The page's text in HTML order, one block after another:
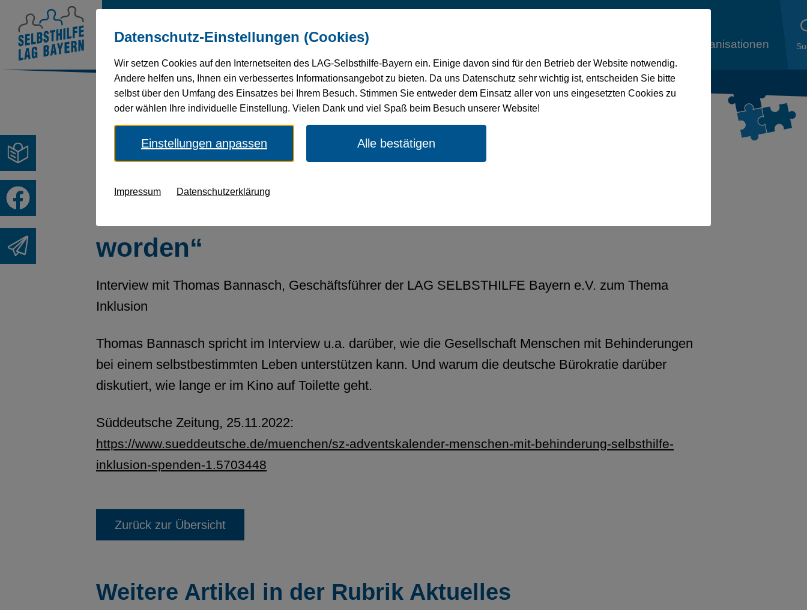
Datenschutz-Einstellungen (Cookies)
Wir setzen Cookies auf den Internetseiten des LAG-Selbsthilfe-Bayern ein. Einige davon sind für den Betrieb der Website notwendig.
Andere helfen uns, Ihnen ein verbessertes Informationsangebot zu bieten. Da uns Datenschutz sehr wichtig ist, entscheiden Sie bitte
selbst über den Umfang des Einsatzes bei Ihrem Besuch. Stimmen Sie entweder dem Einsatz aller von uns eingesetzten Cookies zu
oder wählen Ihre individuelle Einstellung. Vielen Dank und viel Spaß beim Besuch unserer Website!
Einstellungen anpassen Alle bestätigen
Impressum Datenschutzerklärung
uns
und Pflege
Mitgliedsorganisationen
Sie befinden sich hier: Startseite Aktuelles Kategorie: Aktuelles „Inklusion ist nie wirklich versucht worden“
worden“
Aktuelles | 14.12.2022
Interview mit Thomas Bannasch, Geschäftsführer der LAG SELBSTHILFE Bayern e.V. zum Thema
Inklusion
Thomas Bannasch spricht im Interview u.a. darüber, wie die Gesellschaft Menschen mit Behinderungen
bei einem selbstbestimmten Leben unterstützen kann. Und warum die deutsche Bürokratie darüber
diskutiert, wie lange er im Kino auf Toilette geht.
Süddeutsche Zeitung, 25.11.2022:
https://www.sueddeutsche.de/muenchen/sz-adventskalender-menschen-mit-behinderung-selbsthilfe-
inklusion-spenden-1.5703448
Zurück zur Übersicht
Weitere Artikel in der Rubrik Aktuelles